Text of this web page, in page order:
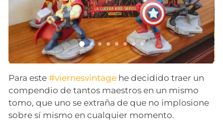
Para este#viernesvintage he decidido traer un
compendio de tantos maestros en un mismo
tomo, que uno se extraña de que no implosione
sobre sí mismo en cualquier momento.